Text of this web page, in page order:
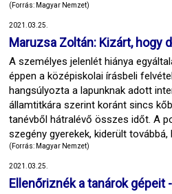
(Forrás: Magyar Nemzet)
2021.03.25.
Maruzsa Zoltán: Kizárt,
A személyes jelenlét hiánya
éppen a középiskolai írásbeli
hangsúlyozta a lapunknak adott
államtitkára szerint koránt sincs
tanévből hátralévő összes időt. A
szegény gyerekek, kiderült
(Forrás: Magyar Nemzet)
2021.03.25.
Ellenőriznék a tanárok